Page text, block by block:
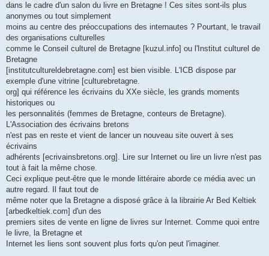
dans le cadre d'un salon du livre en Bretagne ! Ces sites sont-ils plus
anonymes ou tout simplement
moins au centre des préoccupations des internautes ? Pourtant, le travail
des organisations culturelles
comme le Conseil culturel de Bretagne [kuzul.info] ou l'Institut culturel de
Bretagne
[institutcultureldebretagne.com] est bien visible. L'ICB dispose par
exemple d'une vitrine [culturebretagne.
org] qui référence les écrivains du XXe siècle, les grands moments
historiques ou
les personnalités (femmes de Bretagne, conteurs de Bretagne).
L'Association des écrivains bretons
n'est pas en reste et vient de lancer un nouveau site ouvert à ses
écrivains
adhérents [ecrivainsbretons.org]. Lire sur Internet ou lire un livre n'est pas
tout à fait la même chose.
Ceci explique peut-être que le monde littéraire aborde ce média avec un
autre regard. Il faut tout de
même noter que la Bretagne a disposé grâce à la librairie Ar Bed Keltiek
[arbedkeltiek.com] d'un des
premiers sites de vente en ligne de livres sur Internet. Comme quoi entre
le livre, la Bretagne et
Internet les liens sont souvent plus forts qu'on peut l'imaginer.